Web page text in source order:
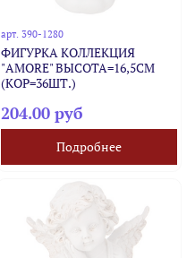
арт. 390-1280
ФИГУРКА КОЛЛЕКЦИЯ
"AMORE" ВЫСОТА=16,5СМ
(КОР=36ШТ.)
204.00 руб
Подробнее